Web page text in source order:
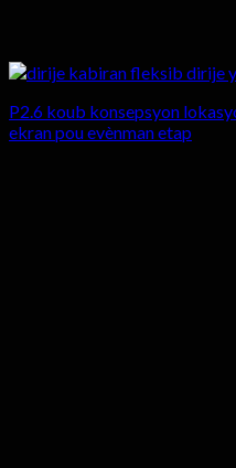
P2.6 koub konsepsyon
ekran pou evènman etap